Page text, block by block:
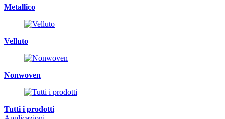
Metallico
Velluto
Nonwoven
Tutti i prodotti